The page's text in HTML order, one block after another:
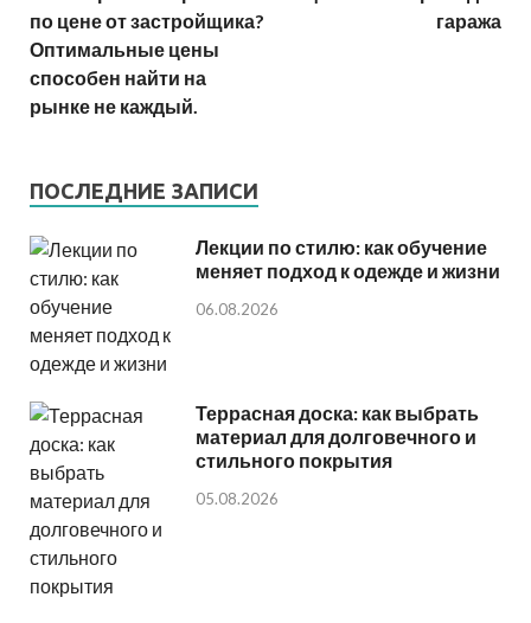
по цене от застройщика?
Оптимальные цены
способен найти на
рынке не каждый.
гаража
ПОСЛЕДНИЕ ЗАПИСИ
Лекции по стилю: как обучение
меняет подход к одежде и жизни
06.08.2026
Террасная доска: как выбрать
материал для долговечного и
стильного покрытия
05.08.2026